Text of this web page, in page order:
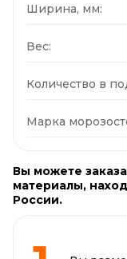
Ширина, мм:
Вес:
Количество в
Марка
Вы можете
материалы,
России.